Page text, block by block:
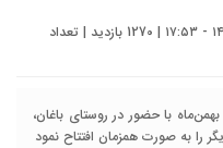
شناسه خبر : 7363 | تاریخ انتشار : ۲۱ بهمن ۱۴۰۲ - ۱۷:۵۳ | 1270 بازدید | تعداد
استاندار استان کردستان صبح امروز شنبه ۲۱ بهمن‌ماه با حضور در روستای باغان،
را به صورت همزمان افتتاح نمود